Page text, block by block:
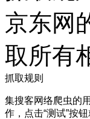
京东网
取所有
抓取规则
集搜客网络爬虫的
作，点击“测试”按